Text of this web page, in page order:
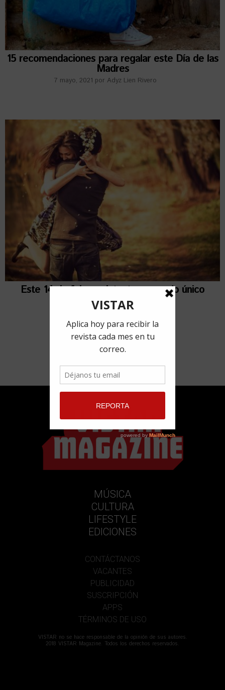
15 recomendaciones para regalar este Día de las
Madres
7 mayo, 2021 por Adyz Lien Rivero
Este 14 de febrero intenta un regalo único
12 febrero, 2018 por Ailén Rivero
MÚSICA
CULTURA
LIFESTYLE
EDICIONES
CONTÁCTANOS
VACANTES
PUBLICIDAD
SUSCRIPCIÓN
APPS
TÉRMINOS DE USO
VISTAR no se hace responsable de la opinión de sus autores.
2018 VISTAR Magazine. Todos los derechos reservados.